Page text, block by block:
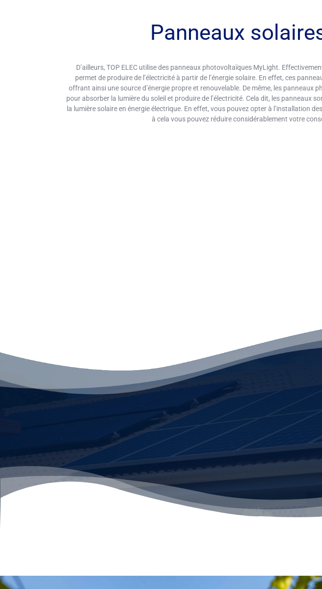
Panneaux
D’ailleurs, TOP ELEC utilise des panneaux photovoltaïques MyLight.
permet de produire de l’électricité à partir de l’énergie solaire. En effet, ces
offrant ainsi une source d’énergie propre et renouvelable. De même, les
pour absorber la lumière du soleil et produire de l’électricité. Cela dit, les panneaux
la lumière solaire en énergie électrique. En effet, vous pouvez opter à l’installation
à cela vous pouvez réduire considérablement votre
QUALIPV BÂTIMENT
TOP ELEC possède différentes qualifications pour la pose de panneaux
photovoltaïques. En particulier, nous avons la
qualification QualiPV
bâtiment. Cette
qualification permet la surimposition et l’installation de panneaux photovoltaïques
à Mirandesur vos bâtiments de qualité.